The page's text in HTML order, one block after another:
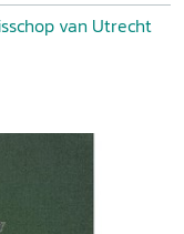
van Utrecht